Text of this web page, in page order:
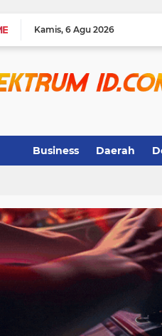
Kamis 6 Agu 2026
Business Daerah